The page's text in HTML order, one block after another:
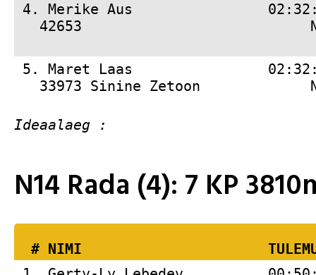
4. Merike Aus
42653
5. Maret Laas
33973 Sinine Zetoon
N14 Rada (4): 7 KP
  #
NIMI